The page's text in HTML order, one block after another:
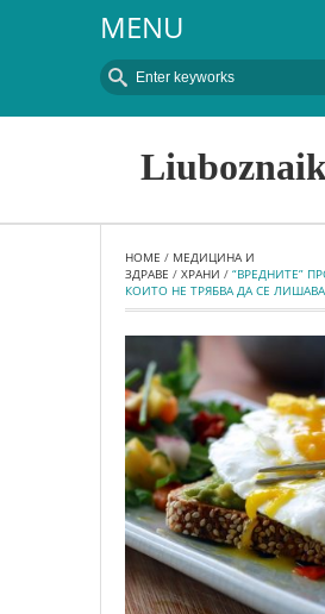
MENU
HOME / МЕДИЦИНА И
ЗДРАВЕ / ХРАНИ / “ВРЕДНИТЕ”
КОИТО НЕ ТРЯБВА ДА СЕ